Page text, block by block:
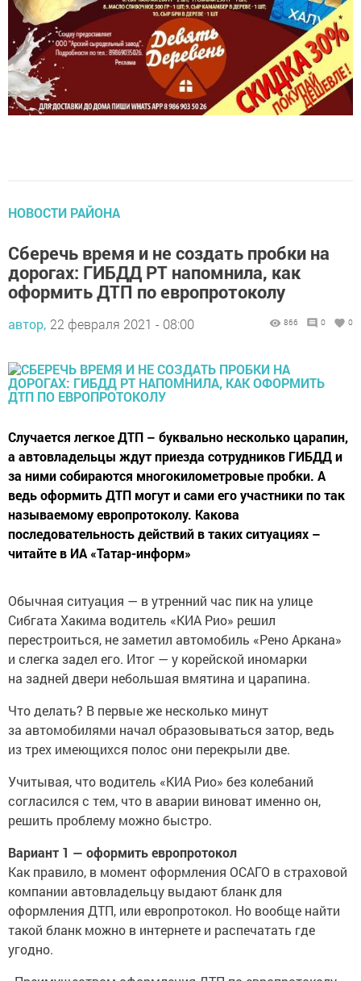
НОВОСТИ РАЙОНА
Сберечь время и не создать пробки на
дорогах: ГИБДД РТ напомнила, как
оформить ДТП по европротоколу
автор, 22 февраля 2021 - 08:00 866 0 0
Случается легкое ДТП – буквально несколько царапин,
а автовладельцы ждут приезда сотрудников ГИБДД и
за ними собираются многокилометровые пробки. А
ведь оформить ДТП могут и сами его участники по так
называемому европротоколу. Какова
последовательность действий в таких ситуациях –
читайте в ИА «Татар-информ»
Обычная ситуация — в утренний час пик на улице
Сибгата Хакима водитель «КИА Рио» решил
перестроиться, не заметил автомобиль «Рено Аркана»
и слегка задел его. Итог — у корейской иномарки
на задней двери небольшая вмятина и царапина.
Что делать? В первые же несколько минут
за автомобилями начал образовываться затор, ведь
из трех имеющихся полос они перекрыли две.
Учитывая, что водитель «КИА Рио» без колебаний
согласился с тем, что в аварии виноват именно он,
решить проблему можно быстро.
Вариант 1 — оформить европротокол
Как правило, в момент оформления ОСАГО в страховой
компании автовладельцу выдают бланк для
оформления ДТП, или европротокол. Но вообще найти
такой бланк можно в интернете и распечатать где
угодно.